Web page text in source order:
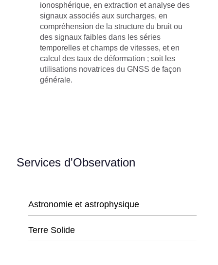
ionosphérique, en extraction et analyse des
signaux associés aux surcharges, en
compréhension de la structure du bruit ou
des signaux faibles dans les séries
temporelles et champs de vitesses, et en
calcul des taux de déformation ; soit les
utilisations novatrices du GNSS de façon
générale.
Services d'Observation
Astronomie et astrophysique
Terre Solide